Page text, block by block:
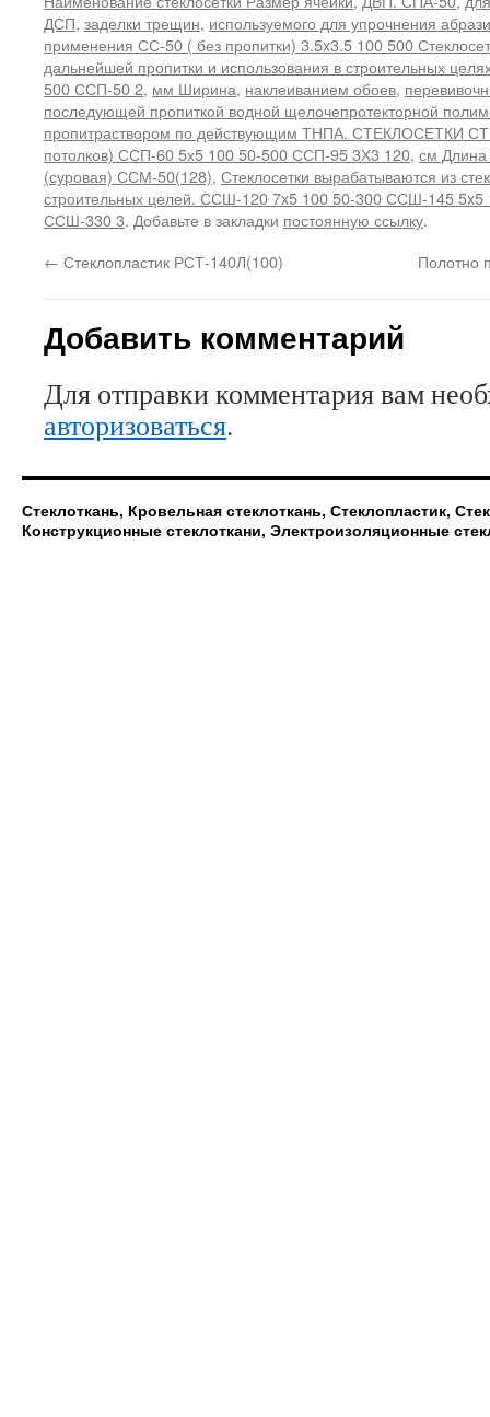
ДСП, заделки трещин, используемого для упрочнения
применения СС-50 ( без пропитки) 3.5x3.5 100 500
дальнейшей пропитки и использования в строительных
500 ССП-50 2, мм Ширина, наклеиванием обоев,
последующей пропиткой водной щелочепротекторной
пропитраствором по действующим ТНПА. СТЕКЛОСЕТКИ
потолков) ССП-60 5х5 100 50-500 ССП-95 3Х3 120, см
(суровая) ССМ-50(128), Стеклосетки вырабатываются из
строительных целей. ССШ-120 7x5 100 50-300 ССШ-145
ССШ-330 3. Добавьте в закладки постоянную ссылку.
← Стеклопластик РСТ-140Л(100) Полотно
Добавить комментарий
Для отправки комментария вам
авторизоваться.
Стеклоткань, Кровельная стеклоткань, Стеклопластик,
Конструкционные стеклоткани, Электроизоляционные